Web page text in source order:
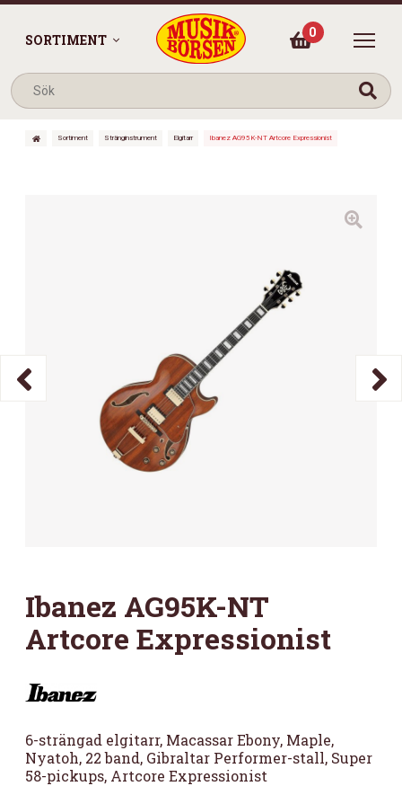
SORTIMENT 0
Sortiment Stränginstrument Elgitarr Ibanez AG95K-NT Artcore Expressionist
Ibanez AG95K-NT
Artcore Expressionist
6-strängad elgitarr, Macassar Ebony, Maple,
Nyatoh, 22 band, Gibraltar Performer-stall, Super
58-pickups, Artcore Expressionist